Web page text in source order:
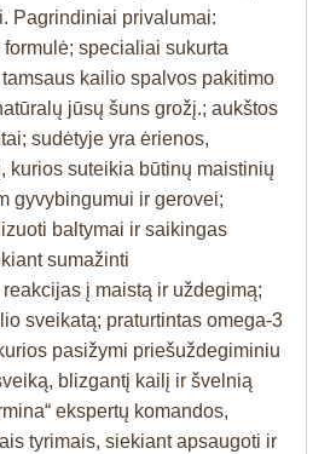
Pagrindiniai privalumai:
specialiai sukurta
kailio spalvos pakitimo
jūsų šuns grožį.; aukštos
sudėtyje yra ėrienos,
kurios suteikia būtinų maistinių
gyvybingumui ir gerovei;
baltymai ir saikingas
sumažinti
į maistą ir uždegimą;
sveikatą; praturtintas omega-3
pasižymi priešuždegiminiu
blizgantį kailį ir švelnią
ekspertų komandos,
tyrimais, siekiant apsaugoti ir